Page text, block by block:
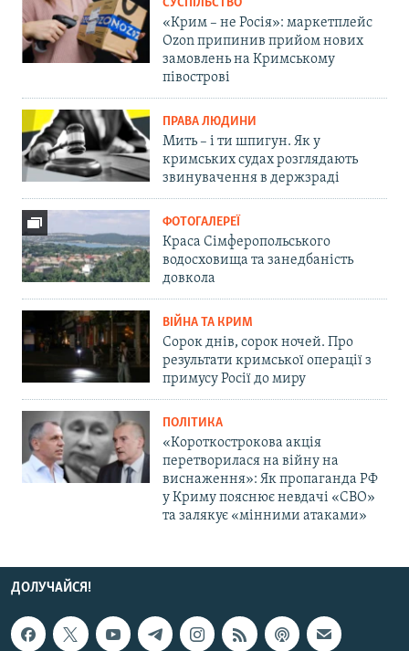
СУСПІЛЬСТВО
«Крим – не Росія»: маркетплейс
Ozon припинив прийом нових
замовлень на Кримському
півострові
ПРАВА ЛЮДИНИ
Мить – і ти шпигун. Як у
кримських судах розглядають
звинувачення в держзраді
ФОТОГАЛЕРЕЇ
Краса Сімферопольського
водосховища та занедбаність
довкола
ВІЙНА ТА КРИМ
Сорок днів, сорок ночей. Про
результати кримської операції з
примусу Росії до миру
ПОЛІТИКА
«Короткострокова акція
перетворилася на війну на
виснаження»: Як пропаганда РФ
у Криму пояснює невдачі «СВО»
та залякує «мінними атаками»
ДОЛУЧАЙСЯ!